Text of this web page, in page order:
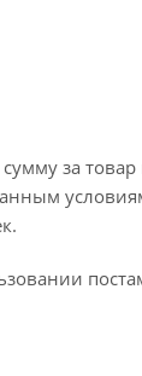
за товар